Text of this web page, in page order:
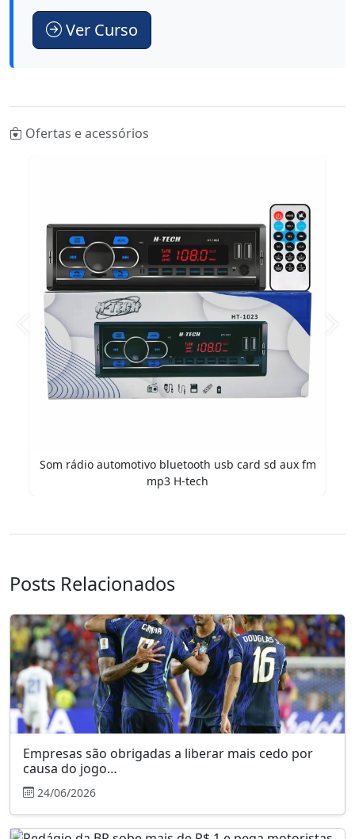
Ver Curso
Ofertas e acessórios
Som rádio automotivo bluetooth usb card sd aux fm
mp3 H-tech
Anterior
Posts Relacionados
Empresas são obrigadas a liberar mais cedo por
causa do jogo…
24/06/2026